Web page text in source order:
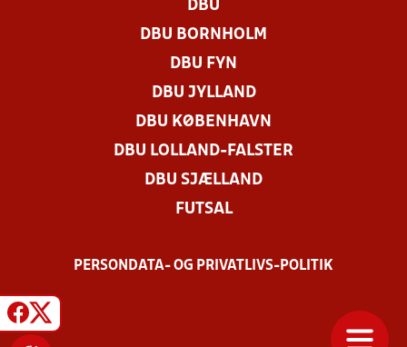
DBU
DBU BORNHOLM
DBU FYN
DBU JYLLAND
DBU KØBENHAVN
DBU LOLLAND-FALSTER
DBU SJÆLLAND
FUTSAL
PERSONDATA- OG PRIVATLIVS-POLITIK